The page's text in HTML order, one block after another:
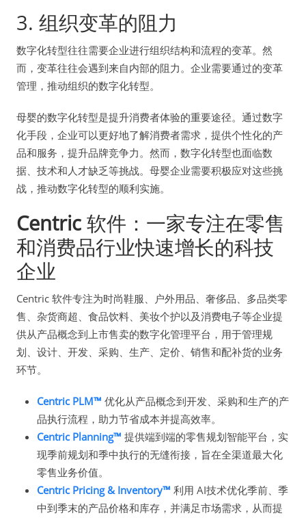
3. 组织变革的阻力
数字化转型往往需要企业进行组织结构和流程的变革。然
而，变革往往会遇到来自内部的阻力。企业需要通过的变革
管理，推动组织的数字化转型。
母婴的数字化转型是提升消费者体验的重要途径。通过数字
化手段，企业可以更好地了解消费者需求，提供个性化的产
品和服务，提升品牌竞争力。然而，数字化转型也面临数
据、技术和人才缺乏等挑战。母婴企业需要积极应对这些挑
战，推动数字化转型的顺利实施。
Centric 软件：一家专注在零售
和消费品行业快速增长的科技
企业
Centric 软件专注为时尚鞋服、户外用品、奢侈品、多品类零
售、杂货商超、食品饮料、美妆个护以及消费电子等企业提
供从产品概念到上市售卖的数字化管理平台，用于管理规
划、设计、开发、采购、生产、定价、销售和配补货的业务
环节。
Centric PLM™ 优化从产品概念到开发、采购和生产的产
品执行流程，助力节省成本并提高效率。
Centric Planning™ 提供端到端的零售规划智能平台，实
现季前规划和季中执行的无缝衔接，旨在全渠道最大化
零售业务价值。
Centric Pricing & Inventory™ 利用 AI技术优化季前、季
中到季末的产品价格和库存，并满足市场需求，从而提